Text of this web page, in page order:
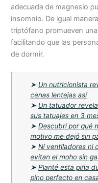
adecuada de magnesio
insomnio. De igual
triptófano promueven
facilitando que las
de dormir.
➤ Un nutricionista
cenas lentejas así
➤ Un tatuador
sus tatuajes en 3
➤Descubrí por qué
motivo me dejó sin
➤Ni ventiladores ni
evitan el moho sin
➤Planté esta piña
pino perfecto en